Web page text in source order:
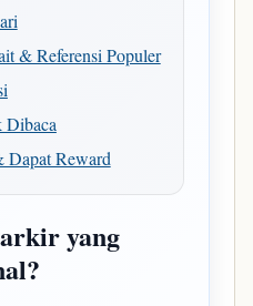
& Referensi Populer
Dibaca
Reward
yang